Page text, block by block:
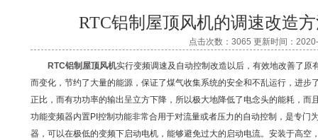
RTC铝制屋顶风机的调速改造
点击次数：3065 更新时间：
RTC铝制屋顶风机实行变频调速及自动控制改造以后，有效地改善了
而变化，节约了大量的能源，保证了煤气收集系统的安全和不乱运行，进步
正比，而有功功率的输出呈立方下降，所以极大地降低了电念头的能耗，而
功能变频器内置PI控制功能非常合用于对流量或者压力的自动控制，是专门
器，可以在极低的变频下启动电机，能够避免过大的启动电流。安装于高空